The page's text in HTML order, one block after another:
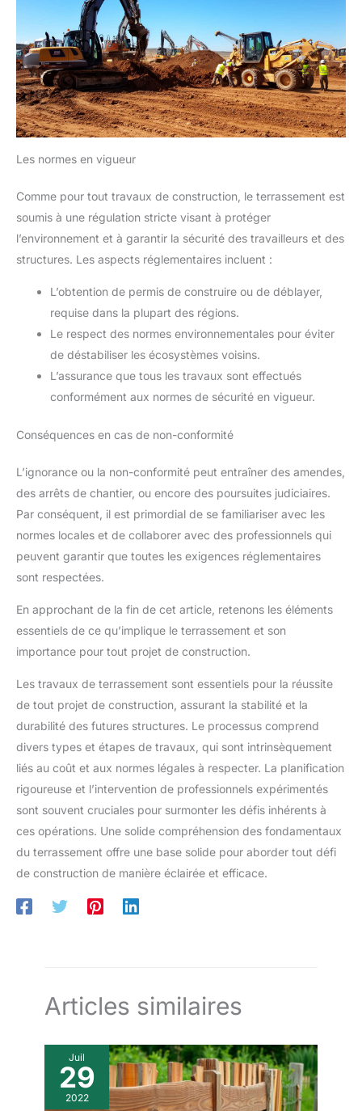
Les normes en vigueur
Comme pour tout travaux de construction, le terrassement est
soumis à une régulation stricte visant à protéger
l’environnement et à garantir la sécurité des travailleurs et des
structures. Les aspects réglementaires incluent :
L’obtention de permis de construire ou de déblayer,
requise dans la plupart des régions.
Le respect des normes environnementales pour éviter
de déstabiliser les écosystèmes voisins.
L’assurance que tous les travaux sont effectués
conformément aux normes de sécurité en vigueur.
Conséquences en cas de non-conformité
L’ignorance ou la non-conformité peut entraîner des amendes,
des arrêts de chantier, ou encore des poursuites judiciaires.
Par conséquent, il est primordial de se familiariser avec les
normes locales et de collaborer avec des professionnels qui
peuvent garantir que toutes les exigences réglementaires
sont respectées.
En approchant de la fin de cet article, retenons les éléments
essentiels de ce qu’implique le terrassement et son
importance pour tout projet de construction.
Les travaux de terrassement sont essentiels pour la réussite
de tout projet de construction, assurant la stabilité et la
durabilité des futures structures. Le processus comprend
divers types et étapes de travaux, qui sont intrinsèquement
liés au coût et aux normes légales à respecter. La planification
rigoureuse et l’intervention de professionnels expérimentés
sont souvent cruciales pour surmonter les défis inhérents à
ces opérations. Une solide compréhension des fondamentaux
du terrassement offre une base solide pour aborder tout défi
de construction de manière éclairée et efficace.
Articles similaires
Juil
29
2022